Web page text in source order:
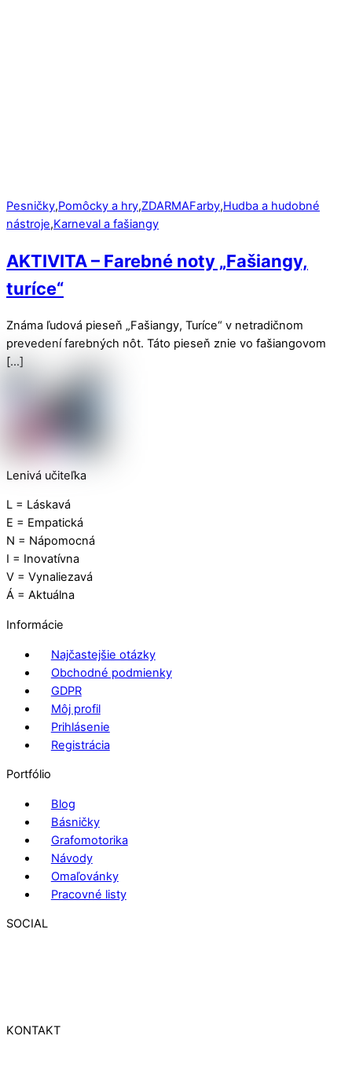
Pesničky,Pomôcky a hry,ZDARMAFarby,Hudba a hudobné
nástroje,Karneval a fašiangy
AKTIVITA – Farebné noty „Fašiangy,
turíce“
Známa ľudová pieseň „Fašiangy, Turíce“ v netradičnom
prevedení farebných nôt. Táto pieseň znie vo fašiangovom
[…]
Lenivá učiteľka
L = Láskavá
E = Empatická
N = Nápomocná
I = Inovatívna
V = Vynaliezavá
Á = Aktuálna
Informácie
Najčastejšie otázky
Obchodné podmienky
GDPR
Môj profil
Prihlásenie
Registrácia
Portfólio
Blog
Básničky
Grafomotorika
Návody
Omaľovánky
Pracovné listy
SOCIAL
KONTAKT